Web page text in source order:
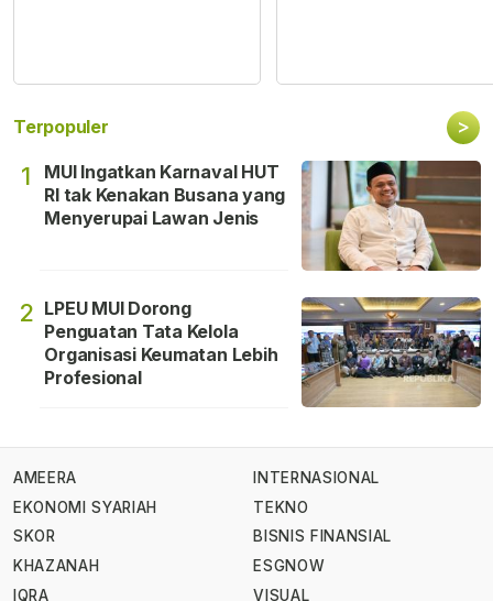
Terpopuler >
1
MUI Ingatkan Karnaval HUT
RI tak Kenakan Busana yang
Menyerupai Lawan Jenis
2 LPEU MUI Dorong
Penguatan Tata Kelola
Organisasi Keumatan Lebih
Profesional
AMEERA
EKONOMI SYARIAH
SKOR
KHAZANAH
IQRA
INTERNASIONAL
TEKNO
BISNIS FINANSIAL
ESGNOW
VISUAL